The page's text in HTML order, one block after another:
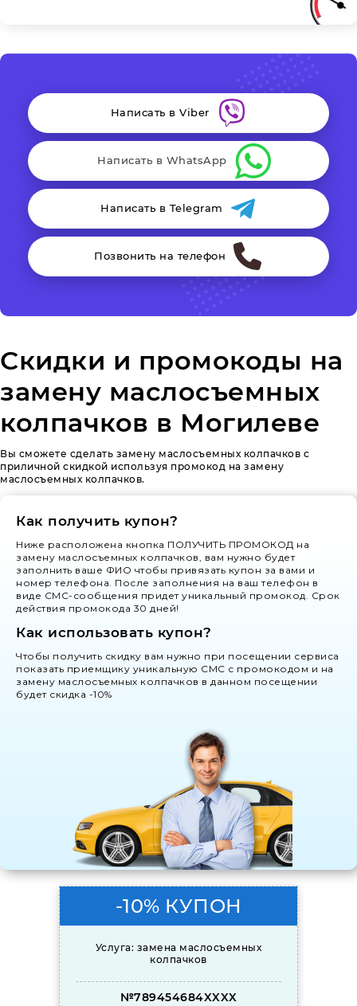
Написать в Viber
Написать в WhatsApp
Написать в Telegram
Позвонить на телефон
Скидки и промокоды на
замену маслосъемных
колпачков в Могилеве
Вы сможете сделать замену маслосъемных колпачков с
приличной скидкой используя промокод на замену
маслосъемных колпачков.
Как получить купон?
Ниже расположена кнопка ПОЛУЧИТЬ ПРОМОКОД на
замену маслосъемных колпачков, вам нужно будет
заполнить ваше ФИО чтобы привязать купон за вами и
номер телефона. После заполнения на ваш телефон в
виде СМС-сообщения придет уникальный промокод. Срок
действия промокода 30 дней!
Как использовать купон?
Чтобы получить скидку вам нужно при посещении сервиса
показать приемщику уникальную СМС с промокодом и на
замену маслосъемных колпачков в данном посещении
будет скидка -10%
-10% КУПОН
Услуга: замена маслосъемных
колпачков
№789454684XXXX